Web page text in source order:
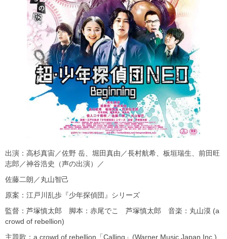
出演：高杉真宙／佐野 岳、堀田真由／長村航希、板垣瑞生、前田旺
志郎／神谷浩史（声の出演）／
佐藤二朗／丸山智己
原案：江戸川乱歩『少年探偵団』シリーズ
監督：芦塚慎太郎 脚本：赤尾でこ 芦塚慎太郎 音楽：丸山漠 (a
crowd of rebellion)
主題歌：a crowd of rebellion「Calling」(Warner Music Japan Inc.)